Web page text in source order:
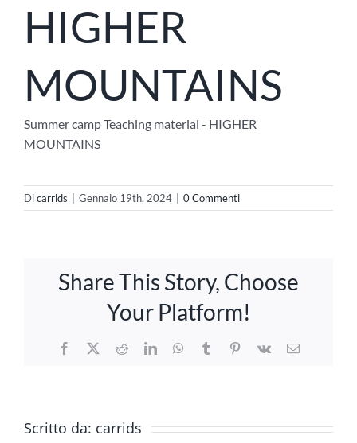
HIGHER
MOUNTAINS
Summer camp Teaching material - HIGHER
MOUNTAINS
Dicarrids Gennaio 19th, 2024 0 Commenti
Share This Story, Choose
Your Platform!
Facebook
X RedditLinkedInWhatsApp
TumblrPinterest
Vk Email
Scritto da: carrids